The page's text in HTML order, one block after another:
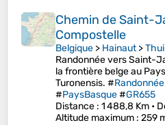
Chemin de Saint-
Compostelle
Belgique > Hainaut>
Randonnée vers Saint-
la frontière belge au
Turonensis. #Randonnée
#PaysBasque#GR655
Distance : 1 488,8 Km •
Altitude maximum : 259